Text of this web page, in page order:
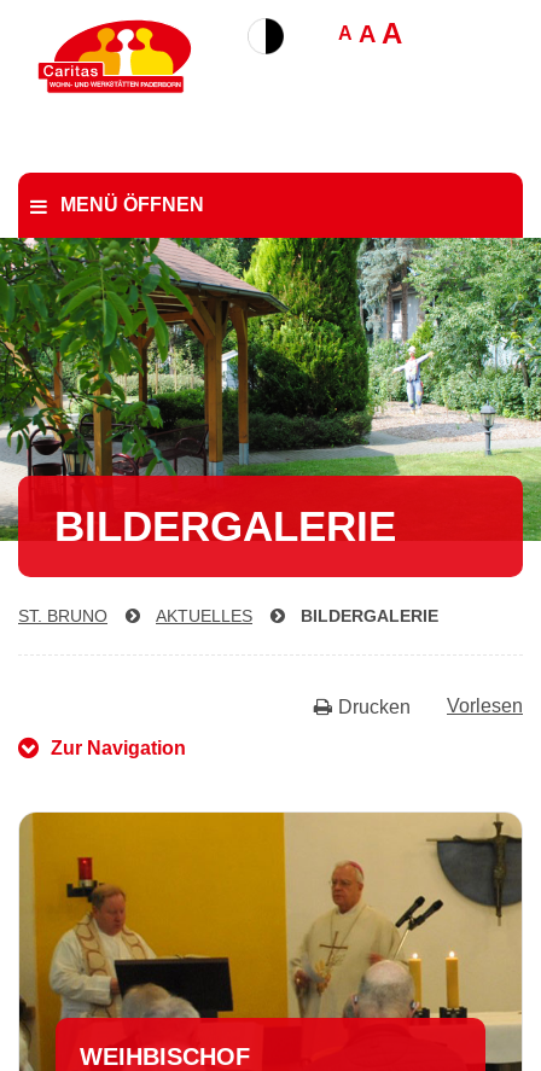
A A A
MENÜ ÖFFNEN
BIL­DER­GA­LE­RIE
ST. BRUNO AKTUELLES BIL­DER­GA­LE­RIE
Vorlesen
Drucken
Zur Navigation
WEIHBISCHOF